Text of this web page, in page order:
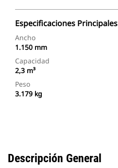
Especificaciones Principales
Ancho
1.150 mm
Capacidad
2,3 m³
Peso
3.179 kg
Descripción General